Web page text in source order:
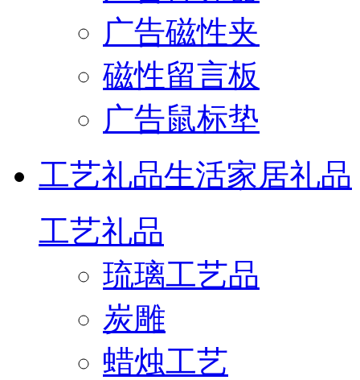
广告磁性夹
磁性留言板
广告鼠标垫
工艺礼品生活家居礼品
工艺礼品
琉璃工艺品
炭雕
蜡烛工艺